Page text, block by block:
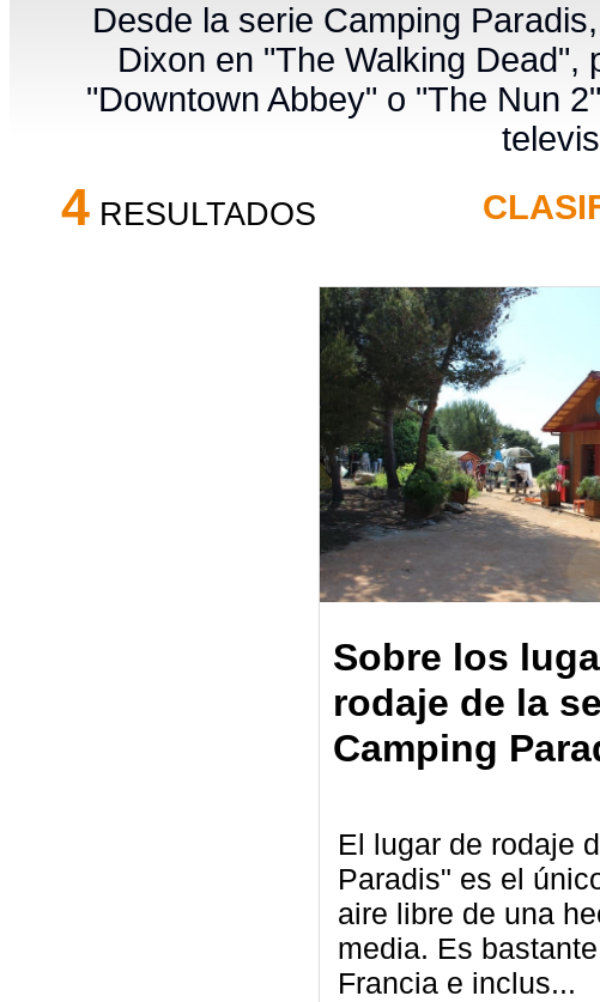
Desde la serie Camping
Dixon en "The Walking
"Downtown Abbey" o "The Nun
4RESULTADOS
Sobre los
rodaje de la
Camping
El lugar de rodaje
Paradis" es el
aire libre de una
media. Es
Francia e inclus...